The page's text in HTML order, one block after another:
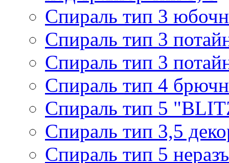
Спираль тип 3
Спираль тип 3
Спираль тип 3
Спираль тип 4
Спираль тип 5
Спираль тип 3,5
Спираль тип 5